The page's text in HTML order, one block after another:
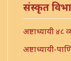
संस्कृत
अष्टाध्यायी ४८
अष्टाध्यायी-